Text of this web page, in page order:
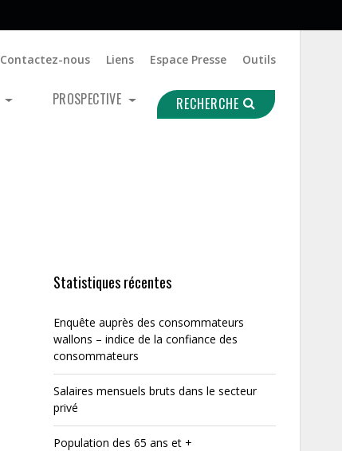
Contactez-nous Liens Espace Presse Outils
PROSPECTIVE RECHERCHE
Statistiques récentes
Enquête auprès des consommateurs
wallons – indice de la confiance des
consommateurs
Salaires mensuels bruts dans le secteur
privé
Population des 65 ans et +